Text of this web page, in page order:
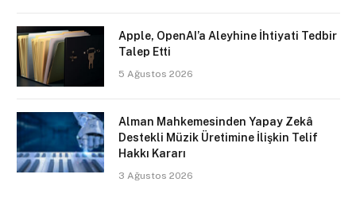
Apple, OpenAI’a Aleyhine İhtiyati Tedbir
Talep Etti
5 Ağustos 2026
Alman Mahkemesinden Yapay Zekâ
Destekli Müzik Üretimine İlişkin Telif
Hakkı Kararı
3 Ağustos 2026